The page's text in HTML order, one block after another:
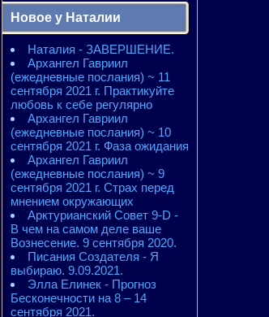
2010 - энергии месяцев
2010 - ЭНЕРГИИ года
2011 - энергии месяцев
2011 - ЭНЕРГИИ года
2012 - энергии месяцев
2012 - ЭНЕРГИИ года
2013 - энергии месяцев
2013 - ЭНЕРГИИ года
2014 - энергии месяцев
2014 - ЭНЕРГИИ года
2015 - энергии месяцев
2015 - ЭНЕРГИИ года
Новое у Наталии
Наталия - ЗАВЕРШЕНИЕ.
Архангел Гавриил
(ежедневные послания) ~ 11
сентября 2021 г. Практикуйте
любовь к себе регулярно
Архангел Гавриил
(ежедневные послания) ~ 10
сентября 2021 г. Фаза ожидания
Архангел Гавриил
(ежедневные послания) ~ 9
сентября 2021 г. Страх перед
мнением окружающих
Арктурианский Совет 9-D -
В чем на самом деле ваше
Вознесение. 9 сентября 2020.
Писания Создателя - Я
выбираю. 9.09.2021.
Элла Елинек - Прогноз
Бесконечности на 8 – 14
сентября 2021.